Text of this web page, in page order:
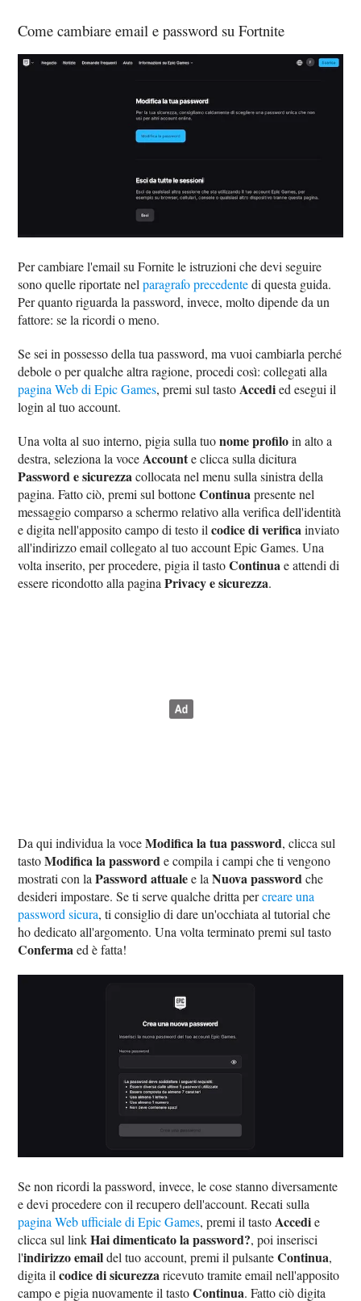
Come cambiare email e password su Fortnite
Per cambiare l'email su Fornite le istruzioni che devi seguire
sono quelle riportate nelparagrafo precedentedi questa guida.
Per quanto riguarda la password, invece, molto dipende da un
fattore: se la ricordi o meno.
Se sei in possesso della tua password, ma vuoi cambiarla perché
debole o per qualche altra ragione, procedi così: collegati alla
pagina Web di Epic Games, premi sul tasto Accedied esegui il
login al tuo account.
Una volta al suo interno, pigia sulla tuonome profiloin alto a
destra, seleziona la voce Accounte clicca sulla dicitura
Password e sicurezzacollocata nel menu sulla sinistra della
pagina. Fatto ciò, premi sul bottoneContinuapresente nel
messaggio comparso a schermo relativo alla verifica dell'identità
e digita nell'apposito campo di testo ilcodice di verificainviato
all'indirizzo email collegato al tuo account Epic Games. Una
volta inserito, per procedere, pigia il tastoContinuae attendi di
essere ricondotto alla paginaPrivacy e sicurezza.
Da qui individua la voceModifica la tua password, clicca sul
tastoModifica la passworde compila i campi che ti vengono
mostrati con laPassword attualee laNuova passwordche
desideri impostare. Se ti serve qualche dritta percreare una
password sicura, ti consiglio di dare un'occhiata al tutorial che
ho dedicato all'argomento. Una volta terminato premi sul tasto
Confermaed è fatta!
Se non ricordi la password, invece, le cose stanno diversamente
e devi procedere con il recupero dell'account. Recati sulla
pagina Web ufficiale di Epic Games, premi il tastoAccedie
clicca sul linkHai dimenticato la password?, poi inserisci
l'indirizzo emaildel tuo account, premi il pulsanteContinua,
digita ilcodice di sicurezzaricevuto tramite email nell'apposito
campo e pigia nuovamente il tastoContinua. Fatto ciò digita